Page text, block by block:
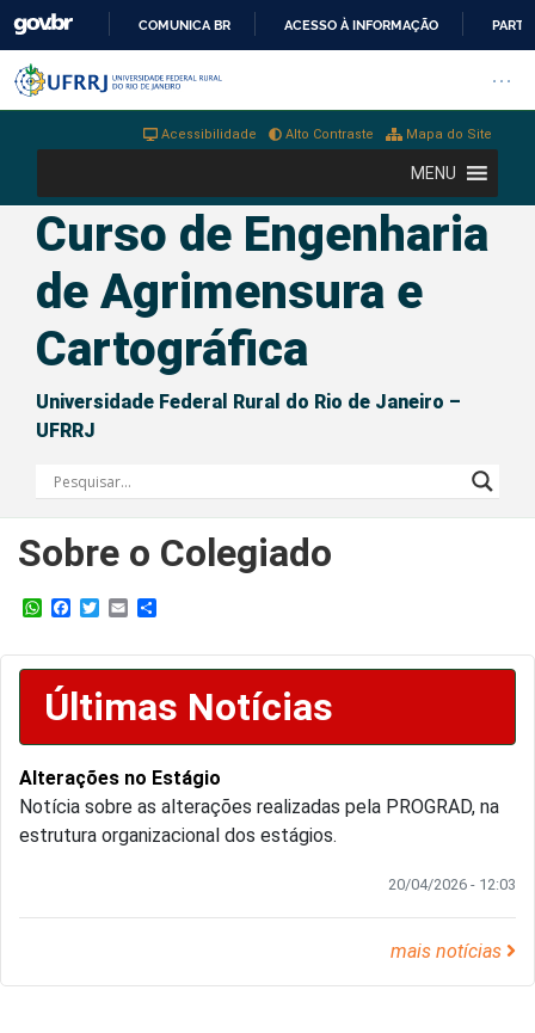
CONTEÚDO
COMUNICA BR ACESSO À INFORMAÇÃO
Pular barra institucional
Barra institucional da
Mapa do Site
Alto Contraste
Acessibilidade
MENU
Curso de Engenharia
de Agrimensura e
Cartográfica
Universidade Federal Rural do Rio de Janeiro –
UFRRJ
Sobre o Colegiado
WhatsApp
Facebook
Twitter
Email
Últimas Notícias
Alterações no Estágio
Notícia sobre as alterações realizadas pela PROGRAD, na
estrutura organizacional dos estágios.
20/04/2026 - 12:03
mais notícias